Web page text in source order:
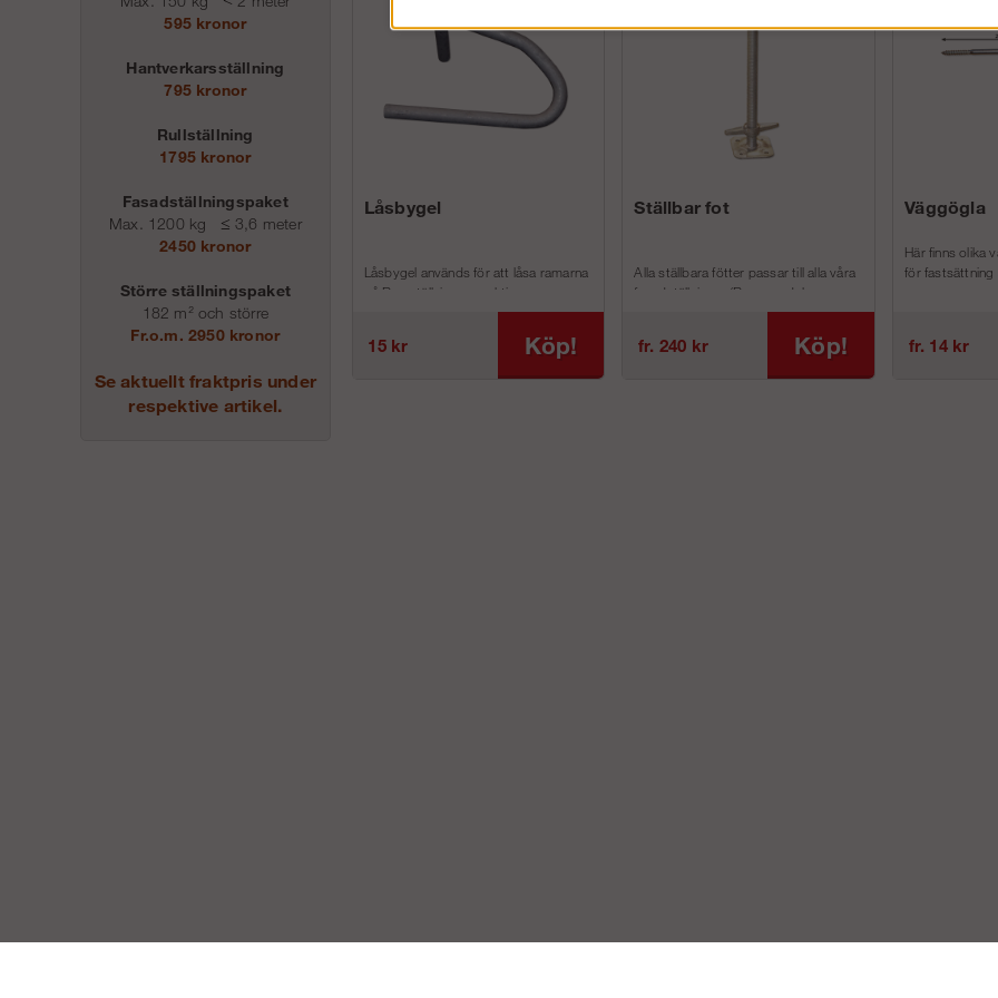
595 kronor
Hantverkarsställning
795 kronor
Rullställning
1795 kronor
Fasadställningspaket
Max. 1200 kg
≤ 3,6 meter
2450 kronor
Större ställningspaket
182 m² och större
Fr.o.m. 2950 kronor
Se aktuellt fraktpris under
respektive artikel.
Låsbygel
Låsbygel används för att låsa ramarna
på Ramställning respektive s...
15 kr Köp!
Ställbar fot
Alla ställbara fötter passar till alla våra
fasadställningar (Ram, modul- oc...
fr. 240 kr Köp!
Väggögla
Här finns olika
för
fr. 14 kr